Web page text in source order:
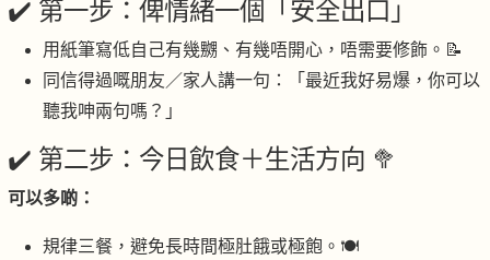
✔️ 第一步：俾情緒一個「安全出口」
用紙筆寫低自己有幾嬲、有幾唔開心，唔需要修飾。📝
同信得過嘅朋友／家人講一句：「最近我好易爆，你可以
聽我呻兩句嗎？」
✔️ 第二步：今日飲食＋生活方向 🥦
可以多啲：
規律三餐，避免長時間極肚餓或極飽。🍽